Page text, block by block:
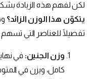
لكن لفهم هذه الزيادة
يتكوّن هذا الوزن الزائد؟
تفصيلًا للعناصر التي
وزن الجنين: في
كامل، ويزن في